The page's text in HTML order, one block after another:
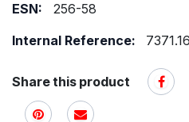
ESN:
256-58
Internal Reference:
Share this product